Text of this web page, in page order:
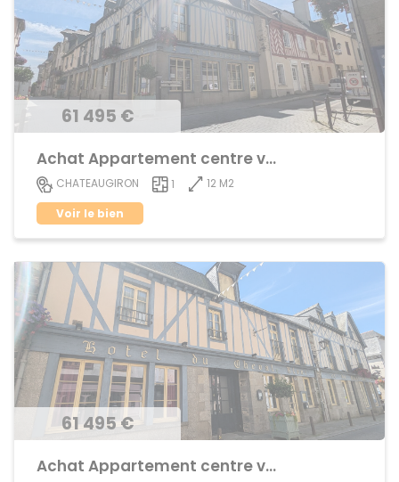
61 495 €
Achat Appartement centre ville
CHATEAUGIRON 1
12 M2
Voir le bien
61 495 €
Achat Appartement centre ville